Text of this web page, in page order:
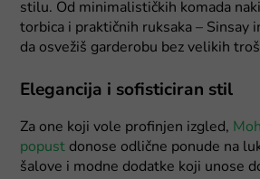
stilu. Od minimalističkih komada
torbica i praktičnih ruksaka – Sinsay
da osvežiš garderobu bez velikih
Elegancija i sofisticiran stil
Za one koji vole profinjen izgled,
popust donose odlične ponude na
šalove i modne dodatke koji unose